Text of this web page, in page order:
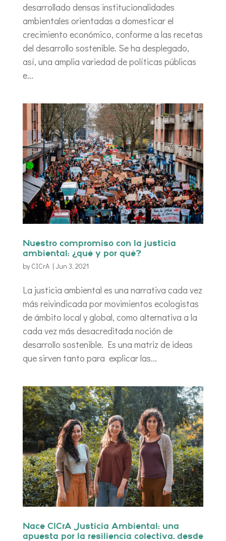
desarrollado densas institucionalidades
ambientales orientadas a domesticar el
crecimiento económico, conforme a las recetas
del desarrollo sostenible. Se ha desplegado,
así, una amplia variedad de políticas públicas
e...
Nuestro compromiso con la justicia
ambiental: ¿qué y por qué?
by CICrA| Jun 3, 2021
La justicia ambiental es una narrativa cada vez
más reivindicada por movimientos ecologistas
de ámbito local y global, como alternativa a la
cada vez más desacreditada noción de
desarrollo sostenible. Es una matriz de ideas
que sirven tanto para explicar las...
Nace CICrA Justicia Ambiental: una
apuesta por la resiliencia colectiva, desde